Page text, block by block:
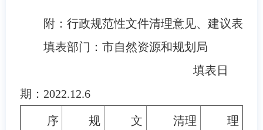
附：行政规范性文件清理意见、建议表
填表部门：市自然资源和规划局
填表日
期：2022.12.6
序
规
文
清理
理